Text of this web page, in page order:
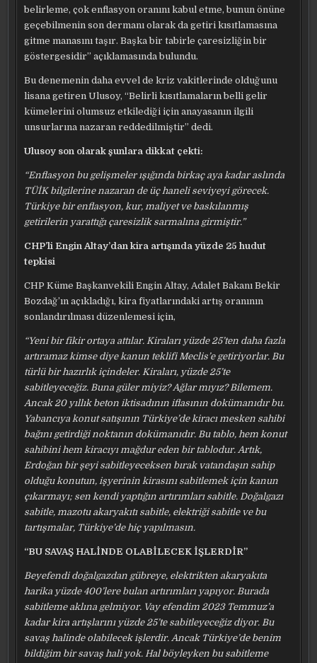
belirleme, çok enflasyon oranını kabul etme, bunun önüne
geçebilmenin son dermanı olarak da getiri kısıtlamasına
gitme manasını taşır. Başka bir tabirle çaresizliğin bir
göstergesidir” açıklamasında bulundu.
Bu denemenin daha evvel de kriz vakitlerinde olduğunu
lisana getiren Ulusoy, “Belirli kısıtlamaların belli gelir
kümelerini olumsuz etkilediği için anayasanın ilgili
unsurlarına nazaran reddedilmiştir” dedi.
Ulusoy son olarak şunlara dikkat çekti:
“Enflasyon bu gelişmeler ışığında birkaç aya kadar aslında
TÜİK bilgilerine nazaran de üç haneli seviyeyi görecek.
Türkiye bir enflasyon, kur, maliyet ve baskılanmış
getirilerin yarattığı çaresizlik sarmalına girmiştir.”
CHP’li Engin Altay’dan kira artışında yüzde 25 hudut
tepkisi
CHP Küme Başkanvekili Engin Altay, Adalet Bakanı Bekir
Bozdağ’ın açıkladığı, kira fiyatlarındaki artış oranının
sonlandırılması düzenlemesi için,
“Yeni bir fikir ortaya attılar. Kiraları yüzde 25’ten daha fazla
artıramaz kimse diye kanun teklifi Meclis’e getiriyorlar. Bu
türlü bir hazırlık içindeler. Kiraları, yüzde 25’te
sabitleyeceğiz. Buna güler miyiz? Ağlar mıyız? Bilemem.
Ancak 20 yıllık beton iktisadının iflasının dokümanıdır bu.
Yabancıya konut satışının Türkiye’de kiracı mesken sahibi
bağını getirdiği noktanın dokümanıdır. Bu tablo, hem konut
sahibini hem kiracıyı mağdur eden bir tablodur. Artık,
Erdoğan bir şeyi sabitleyeceksen bırak vatandaşın sahip
olduğu konutun, işyerinin kirasını sabitlemek için kanun
çıkarmayı; sen kendi yaptığın artırımları sabitle. Doğalgazı
sabitle, mazotu akaryakıtı sabitle, elektriği sabitle ve bu
tartışmalar, Türkiye’de hiç yapılmasın.
“BU SAVAŞ HALİNDE OLABİLECEK İŞLERDİR”
Beyefendi doğalgazdan gübreye, elektrikten akaryakıta
harika yüzde 400’lere bulan artırımları yapıyor. Burada
sabitleme aklına gelmiyor. Vay efendim 2023 Temmuz’a
kadar kira artışlarını yüzde 25’te sabitleyeceğiz diyor. Bu
savaş halinde olabilecek işlerdir. Ancak Türkiye’de benim
bildiğim bir savaş hali yok. Hal böyleyken bu sabitleme